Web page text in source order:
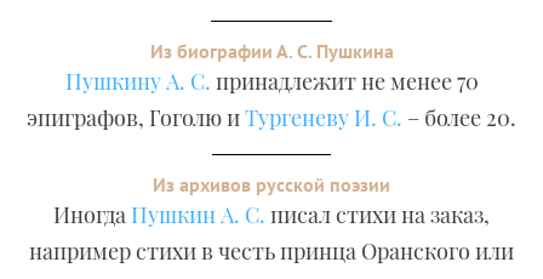
Из биографии А. С. Пушкина
Пушкину А. С. принадлежит не менее 70
эпиграфов, Гоголю иТургеневу И. С. – более 20.
Из архивов русской поэзии
Иногда Пушкин А. С. писал стихи на заказ,
например стихи в честь принца Оранского или